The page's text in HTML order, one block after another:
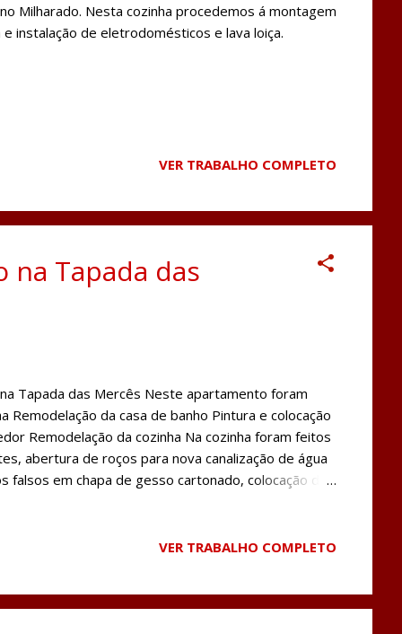
Milharado. Nesta cozinha procedemos á montagem
instalação de eletrodomésticos e lava loiça.
VER TRABALHO COMPLETO
na Tapada das
Tapada das Mercês Neste apartamento foram
da casa de banho Pintura e colocação
Remodelação da cozinha Na cozinha foram feitos
abertura de roços para nova canalização de água
falsos em chapa de gesso cartonado, colocação de
tubo multicamadas, Colocação de revestimento
em vidro e den...
VER TRABALHO COMPLETO